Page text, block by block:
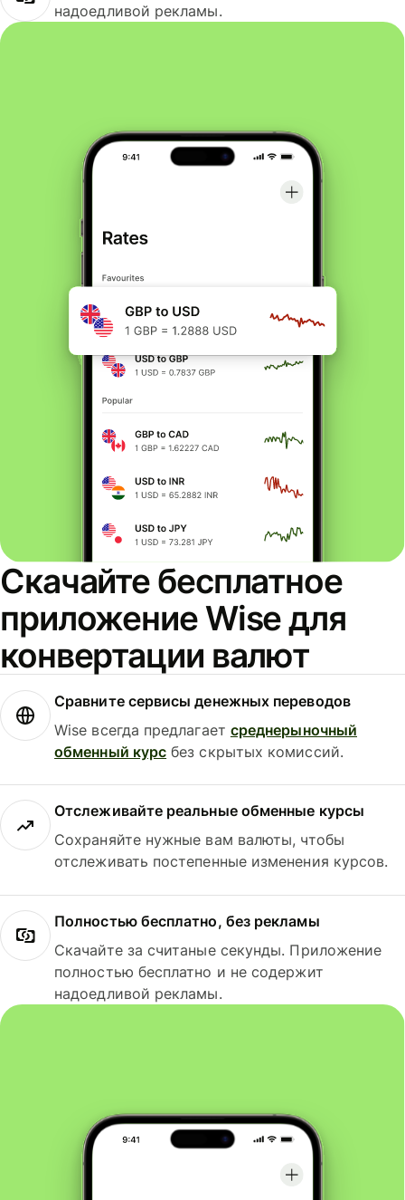
надоедливой рекламы.
Скачайте бесплатное
приложение Wise для
конвертации валют
Сравните сервисы денежных переводов
Wise всегда предлагает среднерыночный
обменный курс без скрытых комиссий.
Отслеживайте реальные обменные курсы
Сохраняйте нужные вам валюты, чтобы
отслеживать постепенные изменения курсов.
Полностью бесплатно, без рекламы
Скачайте за считаные секунды. Приложение
полностью бесплатно и не содержит
надоедливой рекламы.